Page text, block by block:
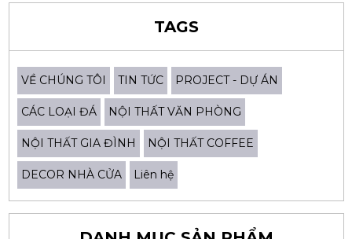
TAGS
VỀ CHÚNG TÔI TIN TỨC PROJECT - DỰ ÁN
CÁC LOẠI ĐÁ NỘI THẤT VĂN PHÒNG
NỘI THẤT GIA ĐÌNH NỘI THẤT COFFEE
DECOR NHÀ CỬA Liên hệ